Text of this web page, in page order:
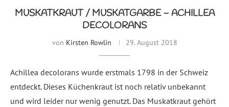
MUSKATKRAUT / MUSKATGARBE – ACHILLEA
DECOLORANS
von Kirsten Rowlin 29. August 2018
Achillea decolorans wurde erstmals 1798 in der Schweiz
entdeckt. Dieses Küchenkraut ist noch relativ unbekannt
und wird leider nur wenig genutzt. Das Muskatkraut gehört